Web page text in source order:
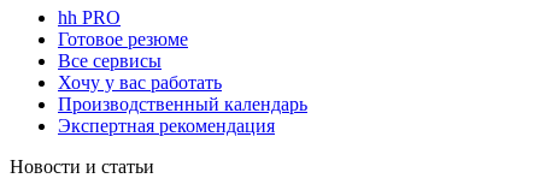
hh PRO
Готовое резюме
Все сервисы
Хочу у вас работать
Производственный календарь
Экспертная рекомендация
Новости и статьи